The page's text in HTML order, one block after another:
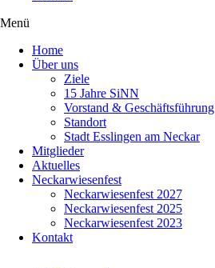
Menü
überspringen
Home
Über uns
Ziele
15 Jahre SiNN
Vorstand & Geschäftsführung
Standort
Stadt Esslingen am Neckar
Mitglieder
Aktuelles
Neckarwiesenfest
Neckarwiesenfest 2027
Neckarwiesenfest 2025
Neckarwiesenfest 2023
Kontakt